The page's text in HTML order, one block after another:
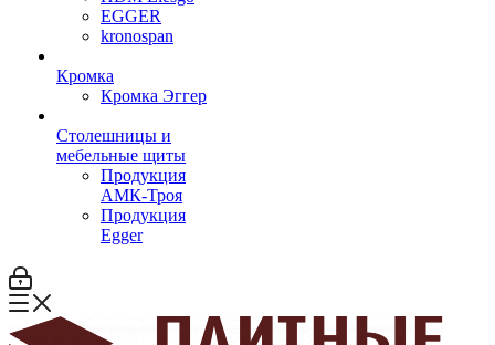
EGGER
kronospan
Кромка
Кромка Эггер
Столешницы и
мебельные щиты
Продукция
АМК-Троя
Продукция
Egger